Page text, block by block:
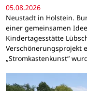
05.08.2026
Neustadt in Holstein.
einer gemeinsamen
Kindertagesstätte
Verschönerungsprojekt
„Stromkastenkunst“